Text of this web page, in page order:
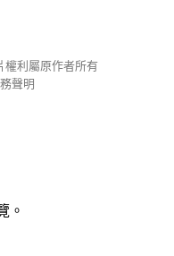
權利屬原作者所有
聲明
。